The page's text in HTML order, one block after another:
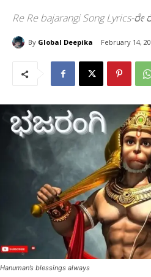
Re Re bajarangi Song Lyrics-ರೇ
By Global Deepika February 14,
Hanuman’s blessings always